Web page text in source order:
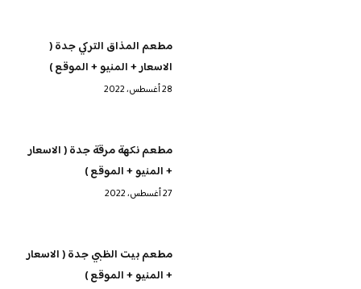
مطعم المذاق التركي جدة (
الاسعار + المنيو + الموقع )
28 أغسطس، 2022
مطعم نكهة مرقة جدة ( الاسعار
+ المنيو + الموقع )
27 أغسطس، 2022
مطعم بيت الظبي جدة ( الاسعار
+ المنيو + الموقع )